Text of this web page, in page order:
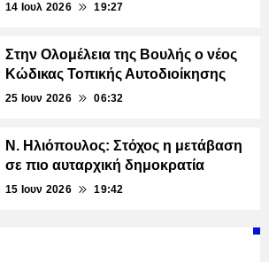
14 Ιουλ 2026 19:27
Στην Ολομέλεια της Βουλής ο νέος
Κώδικας Τοπικής Αυτοδιοίκησης
25 Ιουν 2026 06:32
Ν. Ηλιόπουλος: Στόχος η μετάβαση
σε πιο αυταρχική δημοκρατία
15 Ιουν 2026 19:42